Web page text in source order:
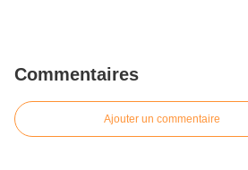
Commentaires
Ajouter un commentaire